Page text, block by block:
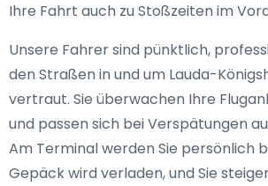
Ihre Fahrt auch zu Stoßzeiten im
Unsere Fahrer sind pünktlich,
den Straßen in und um Lauda-
vertraut. Sie überwachen Ihre
und passen sich bei Verspätungen
Am Terminal werden Sie persönlich
Gepäck wird verladen, und Sie